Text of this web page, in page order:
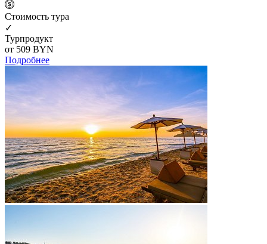
Cтоимость тура
✓
Турпродукт
от 509 BYN
Подробнее